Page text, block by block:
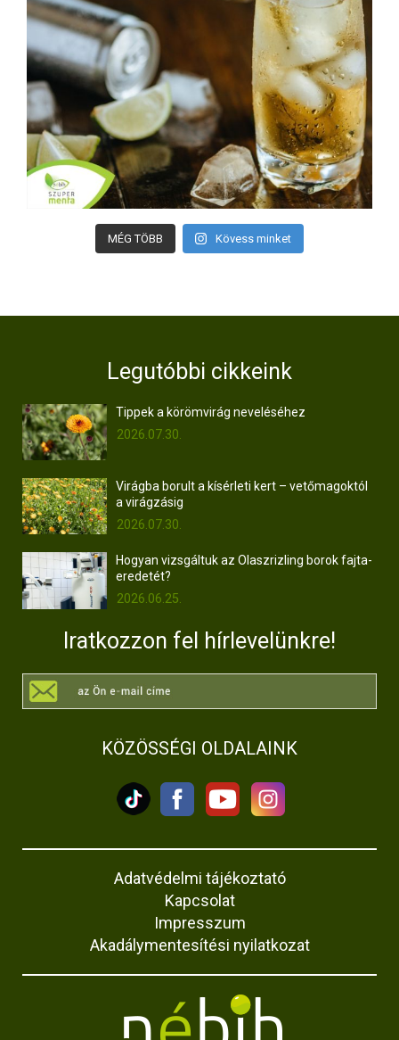
MÉG TÖBB Kövess minket
Legutóbbi cikkeink
Tippek a körömvirág neveléséhez
2026.07.30.
Virágba borult a kísérleti kert – vetőmagoktól
a virágzásig
2026.07.30.
Hogyan vizsgáltuk az Olaszrizling borok fajta-
eredetét?
2026.06.25.
Iratkozzon fel hírlevelünkre!
KÖZÖSSÉGI OLDALAINK
Adatvédelmi tájékoztató
Kapcsolat
Impresszum
Akadálymentesítési nyilatkozat